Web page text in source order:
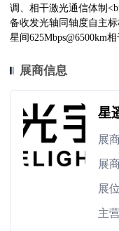
调、相干激光通信体制
备收发光轴同轴度自主
星间625Mbps@6500km
展商信息
星
展
展
展
主